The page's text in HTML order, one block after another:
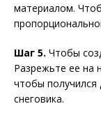
материалом.
Шаг 5. Чтобы
Разрежьте ее на
чтобы
снеговика.